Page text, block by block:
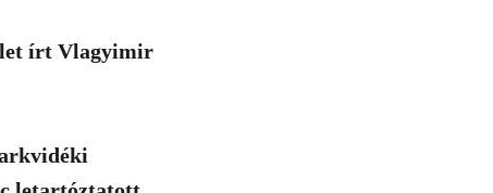
írt Vlagyimir